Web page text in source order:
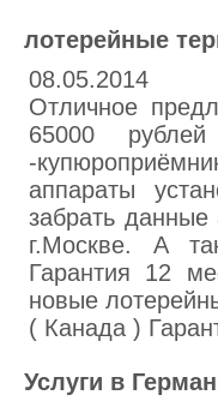
лотерейные
08.05.2014
Отличное
65000
-
аппараты
забрать данные
г.Москве. А
Гарантия 12
новые
( Канада )
Услуги в